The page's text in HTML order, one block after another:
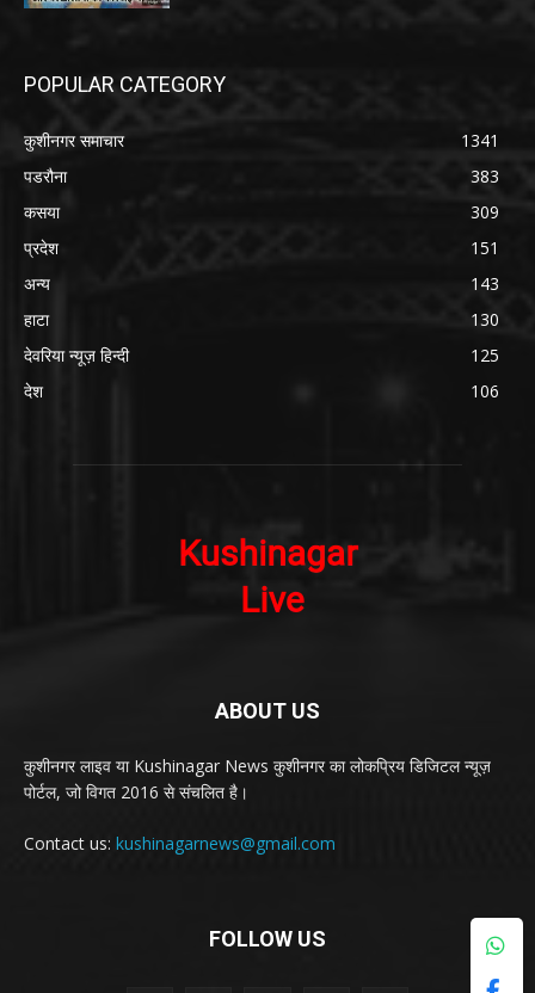
POPULAR CATEGORY
कुशीनगर समाचार
1341
पडरौना
383
कसया
309
प्रदेश
151
अन्य
143
हाटा
130
देवरिया न्यूज़ हिन्दी
125
देश
106
ABOUT US
कुशीनगर लाइव या Kushinagar News कुशीनगर का लोकप्रिय डिजिटल न्यूज़
पोर्टल, जो विगत 2016 से संचलित है।
Contact us: kushinagarnews@gmail.com
FOLLOW US